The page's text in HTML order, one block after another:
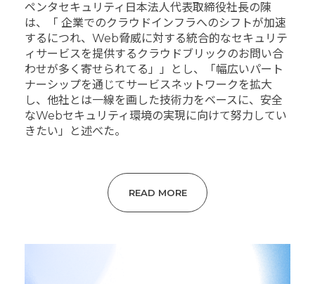
ペンタセキュリティ日本法人代表取締役社長の陳
は、「 企業でのクラウドインフラへのシフトが加速
するにつれ、Web脅威に対する統合的なセキュリテ
ィサービスを提供するクラウドブリックのお問い合
わせが多く寄せられてる」」とし、「幅広いパート
ナーシップを通じてサービスネットワークを拡大
し、他社とは一線を画した技術力をベースに、安全
なWebセキュリティ環境の実現に向けて努力してい
きたい」と述べた。
READ MORE